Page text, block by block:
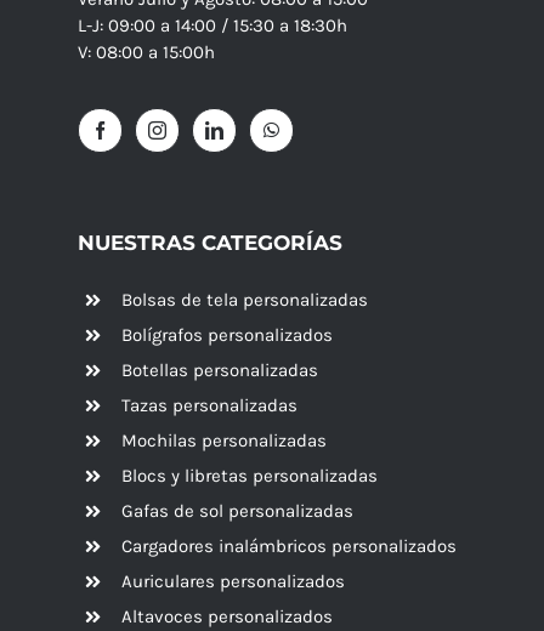
L-J: 09:00 a 14:00 / 15:30 a 18:30h
V: 08:00 a 15:00h
NUESTRAS CATEGORÍAS
Bolsas de tela personalizadas
Bolígrafos personalizados
Botellas personalizadas
Tazas personalizadas
Mochilas personalizadas
Blocs y libretas personalizadas
Gafas de sol personalizadas
Cargadores inalámbricos personalizados
Auriculares personalizados
Altavoces personalizados